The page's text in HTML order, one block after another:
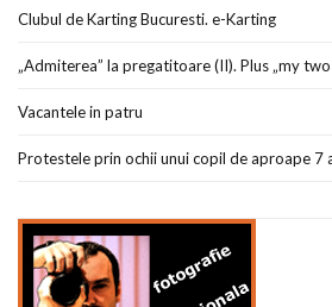
Clubul de Karting Bucuresti. e-Karting
„Admiterea” la pregatitoare (II). Plus „my two
Vacantele in patru
Protestele prin ochii unui copil de aproape 7